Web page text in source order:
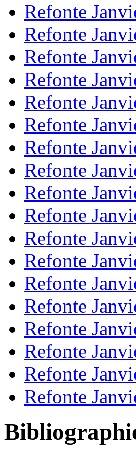
Refonte
Refonte
Refonte
Refonte
Refonte
Refonte
Refonte
Refonte
Refonte
Refonte
Refonte
Refonte
Refonte
Refonte
Refonte
Refonte
Refonte
Refonte